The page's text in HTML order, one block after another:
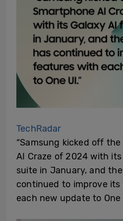
TechRadar
“Samsung kicked off
AI Craze of 2024 with
suite in January, and
continued to improve
each new update to One